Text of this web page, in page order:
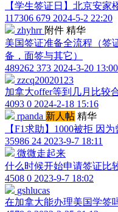
【学生签证日】北京安家
117306 679 2024-5-2 22:20
zhyhrr 附件 精华
美国签证准备全流程（签
备，面签与其它）
489262 373 2024-3-20 13:00
zzcq20020123
加拿大offer等到几月比较
4093 0 2024-2-18 15:16
rpanda 新人帖 精华
【F1求助】1000被拒 因
35986 24 2023-9-7 18:11
微微走起来
什么时候开始申请签证比
4508 0 2023-9-7 18:02
gshlucas
在加拿大能办理美国学签